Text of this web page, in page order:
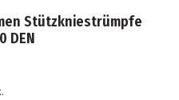
Stützkniestrümpfe
DEN